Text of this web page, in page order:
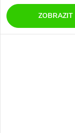
ZOBRAZIT